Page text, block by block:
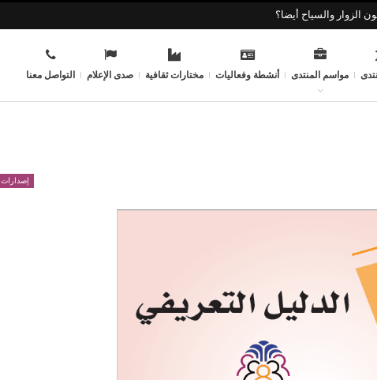
الزوار والسياح أيضا؟
مواسم المنتدى أنشطة وفعاليات مختارات ثقافية صدى الإعلام التواصل معنا
إصدارات